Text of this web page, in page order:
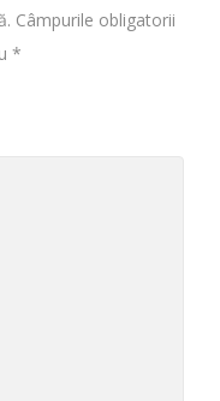
Câmpurile obligatorii
*